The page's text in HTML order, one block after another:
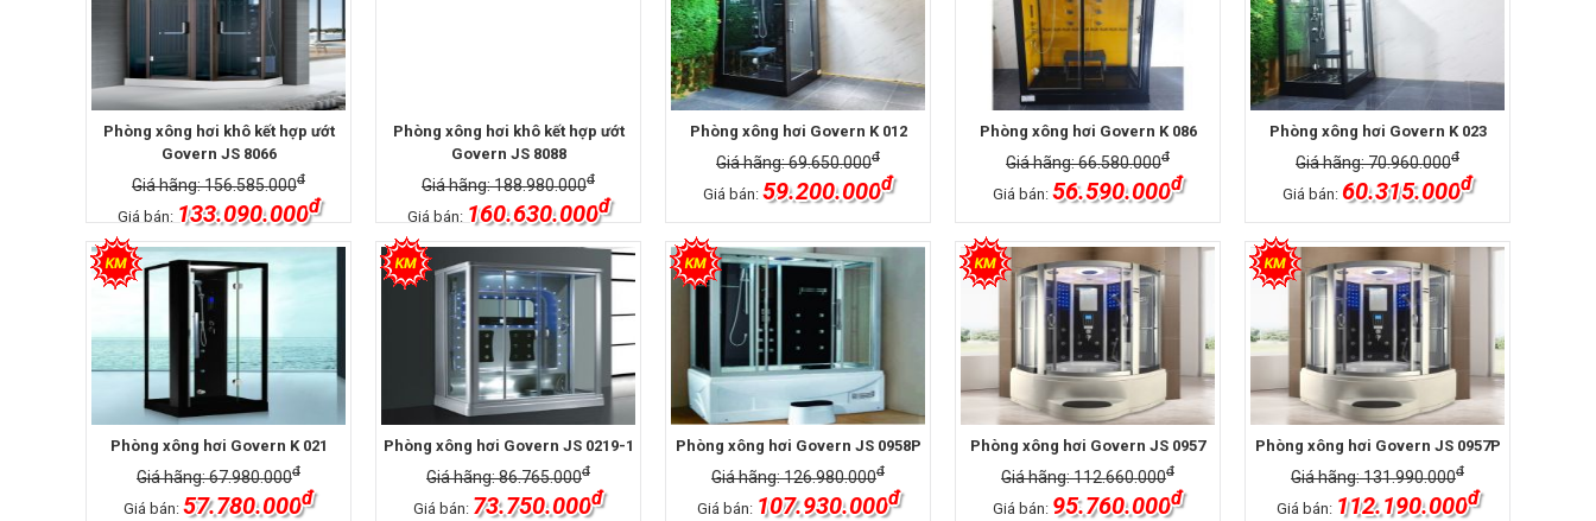
Phòng xông hơi khô kết hợp ướt
Govern JS 8066
Giá hãng: 156.585.000đ
Giá bán: 133.090.000đ
Phòng xông hơi khô kết hợp ướt
Govern JS 8088
Giá hãng: 188.980.000đ
Giá bán: 160.630.000đ
Phòng xông hơi Govern K 012
Giá hãng: 69.650.000đ
Giá bán: 59.200.000đ
Phòng xông hơi Govern K 086
Giá hãng: 66.580.000đ
Giá bán: 56.590.000đ
Phòng xông hơi Govern K 023
Giá hãng: 70.960.000đ
Giá bán: 60.315.000đ
Phòng xông hơi Govern K 021
Giá hãng: 67.980.000đ
Giá bán: 57.780.000đ
Phòng xông hơi Govern JS 0219-1
Giá hãng: 86.765.000đ
Giá bán: 73.750.000đ
Phòng xông hơi Govern JS 0958P
Giá hãng: 126.980.000đ
Giá bán: 107.930.000đ
Phòng xông hơi Govern JS 0957
Giá hãng: 112.660.000đ
Giá bán: 95.760.000đ
Phòng xông hơi Govern JS 0957P
Giá hãng: 131.990.000đ
Giá bán: 112.190.000đ